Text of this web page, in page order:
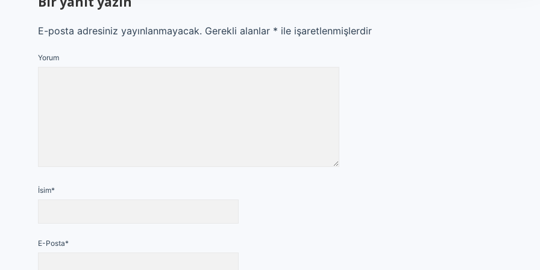
E-posta adresiniz yayınlanmayacak. Gerekli alanlar * ile işaretlenmişlerdir
Yorum
İsim*
E-Posta*